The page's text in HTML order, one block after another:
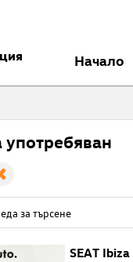
Началo
употребяван
SEAT Ibiza